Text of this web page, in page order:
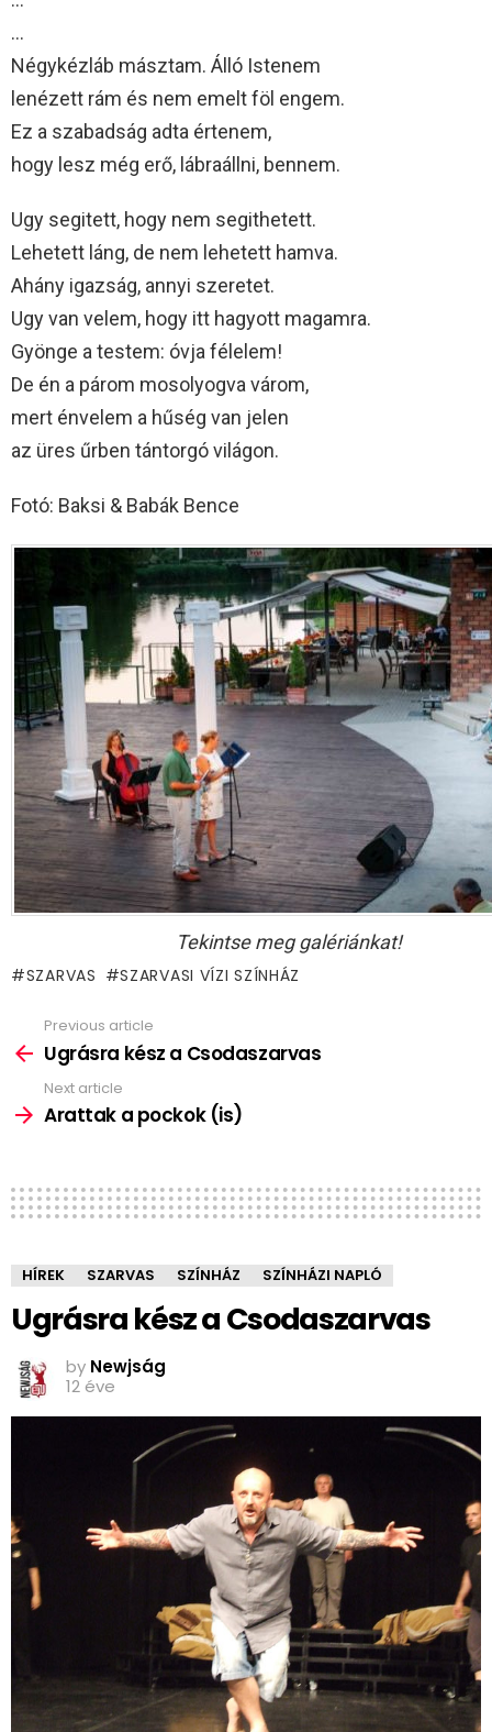
…
Négykézláb másztam. Álló Istenem
lenézett rám és nem emelt föl engem.
Ez a szabadság adta értenem,
hogy lesz még erő, lábraállni, bennem.
Ugy segitett, hogy nem segithetett.
Lehetett láng, de nem lehetett hamva.
Ahány igazság, annyi szeretet.
Ugy van velem, hogy itt hagyott magamra.
Gyönge a testem: óvja félelem!
De én a párom mosolyogva várom,
mert énvelem a hűség van jelen
az üres űrben tántorgó világon.
Fotó: Baksi & Babák Bence
Tekintse meg galériánkat!
SZARVAS SZARVASI VÍZI SZÍNHÁZ
more
Previous article
Ugrásra kész a Csodaszarvas
Next article
Arattak a pockok (is)
HÍREK SZARVAS SZÍNHÁZ SZÍNHÁZI NAPLÓ
Ugrásra kész a Csodaszarvas
by Newjság
12 éve